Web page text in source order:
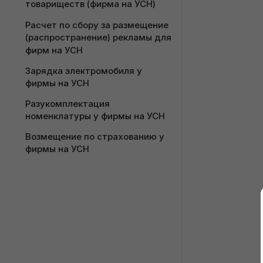
УСН
Выплата аванса сотрудникам
при УСН
увольнении у фирмы на УСН
дивидендов (фирма на УСН)
фирмы на УСН
товариществ (фирма на УСН)
Расчет по сбору за размещение
(распространение) рекламы для
фирм на УСН
Зарядка электромобиля у
фирмы на УСН
Разукомплектация
номенклатуры у фирмы на УСН
Возмещение по страхованию у
фирмы на УСН